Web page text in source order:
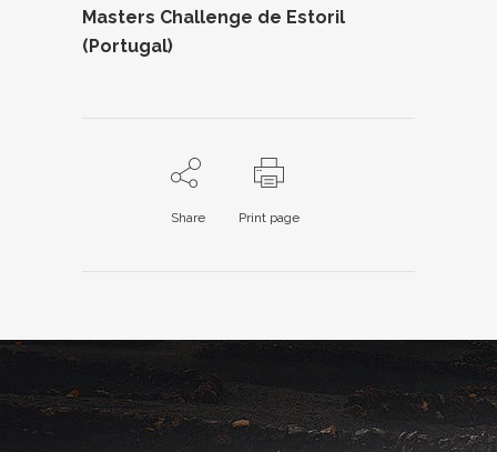
Masters Challenge de Estoril
(Portugal)
Share Print page